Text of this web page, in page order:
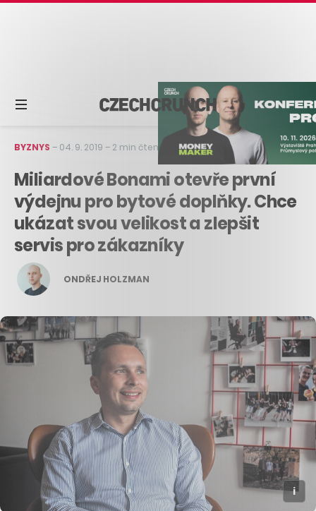
BYZNYS – 04. 9. 2019 – 2 min čtení
Miliardové Bonami otevře první
výdejnu pro bytové doplňky. Chce
ukázat svou velikost a zlepšit
servis pro zákazníky
ONDŘEJ HOLZMAN